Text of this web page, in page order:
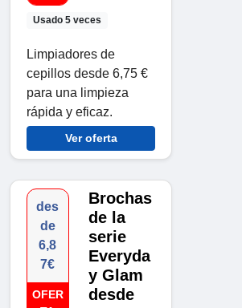
Usado 5 veces
Limpiadores de
cepillos desde 6,75 €
para una limpieza
rápida y eficaz.
Ver oferta
des
de
6,8
7€
OFER
Brochas
de la
serie
Everyda
y Glam
desde